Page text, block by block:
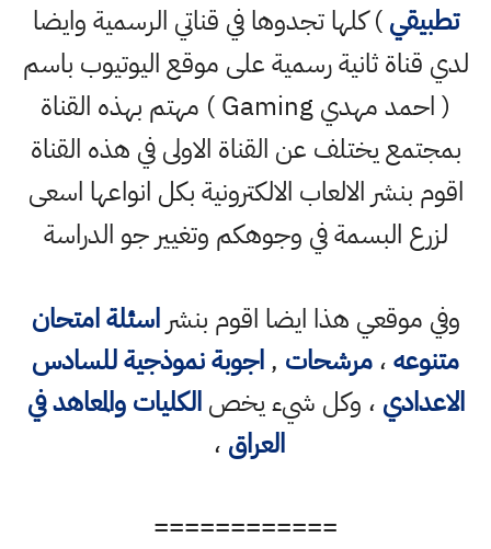
تطبيقي) كلها تجدوها في قناتي الرسمية وايضا
لدي قناة ثانية رسمية على موقع اليوتيوب باسم
( احمد مهدي Gaming ) مهتم بهذه القناة
بمجتمع يختلف عن القناة الاولى في هذه القناة
اقوم بنشر الالعاب الالكترونية بكل انواعها اسعى
لزرع البسمة في وجوهكم وتغيير جو الدراسة
وفي موقعي هذا ايضا اقوم بنشراسئلة امتحان
متنوعه،مرشحات ,اجوبة نموذجية للسادس
الاعدادي ، وكل شيء يخصالكليات والمعاهد في
العراق ،
============